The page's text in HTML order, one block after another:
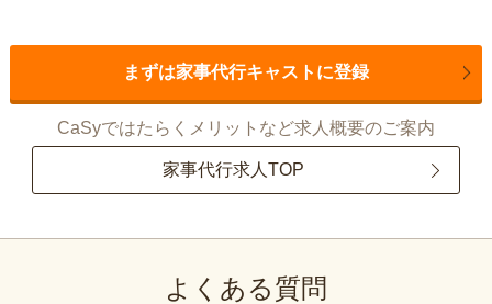
まずは家事代行キャストに登録
CaSyではたらくメリットなど求人概要のご案内
家事代行求人TOP
よくある質問